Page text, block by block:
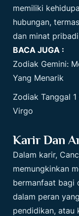
memiliki
hubungan,
dan minat
BACA JUGA :
Zodiak Gemini:
Yang Menarik
Zodiak Tanggal
Virgo
Karir Dan
Dalam karir,
memungkinkan
bermanfaat bagi
dalam peran
pendidikan, atau